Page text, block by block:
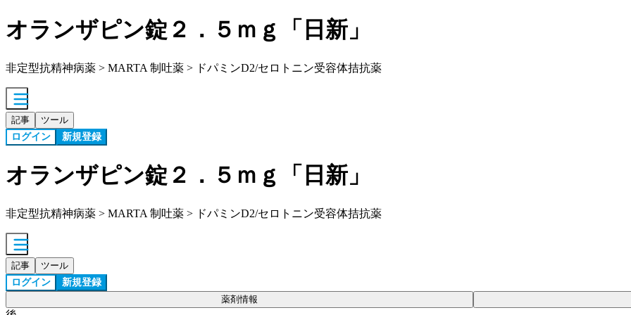
オランザピン錠２．５ｍｇ「日新」
非定型抗精神病薬 > MARTA 制吐薬 > ドパミンD2/セロトニン受容体拮抗薬
記事 ツール
ログイン 新規登録
オランザピン錠２．５ｍｇ「日新」
非定型抗精神病薬 > MARTA 制吐薬 > ドパミンD2/セロトニン受容体拮抗薬
記事 ツール
ログイン 新規登録
薬剤情報